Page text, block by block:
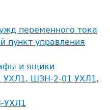
переменного тока
пункт управления
и ящики
ШЗН-2-01 УХЛ1,
УХЛ1